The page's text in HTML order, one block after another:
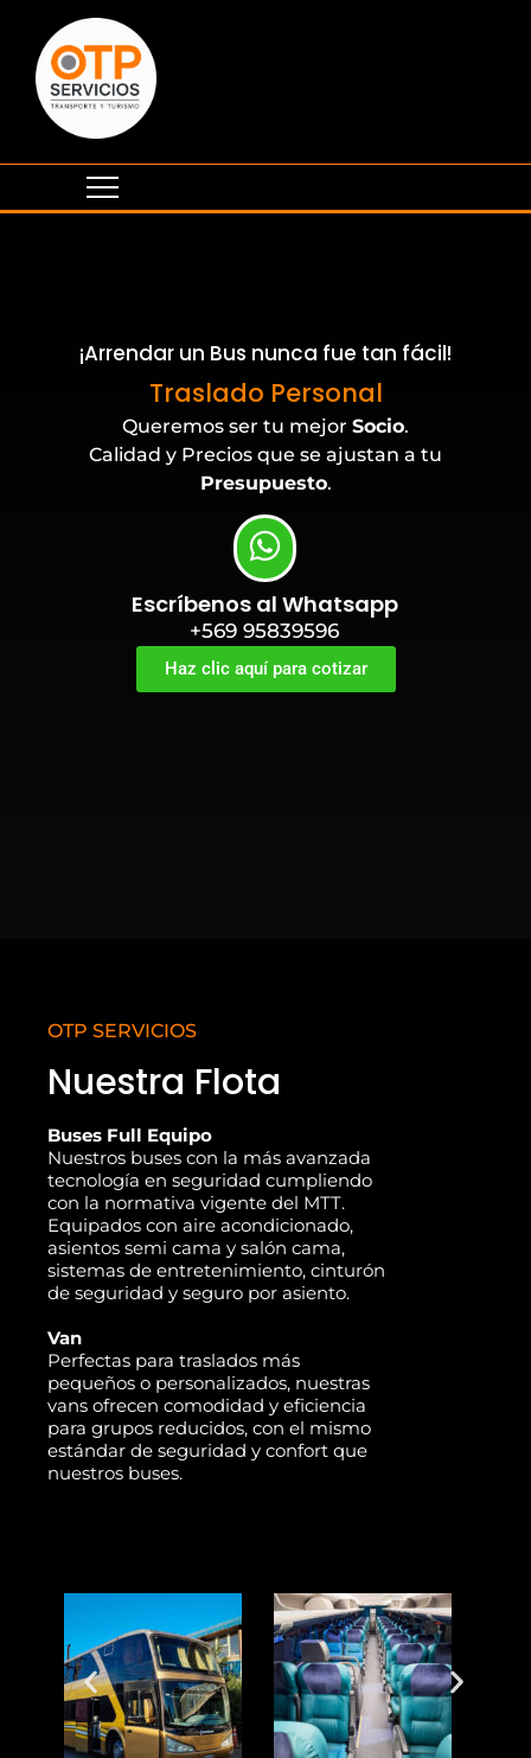
¡Arrendar un Bus nunca fue tan fácil!
Eventos Corporativos
Queremos ser tu mejor Socio.
Calidad y Precios que se ajustan a tu
Presupuesto.
Escríbenos al Whatsapp
+569 95839596
Haz clic aquí para cotizar
OTP SERVICIOS
Nuestra Flota
Buses Full Equipo
Nuestros buses con la más avanzada
tecnología en seguridad cumpliendo
con la normativa vigente del MTT.
Equipados con aire acondicionado,
asientos semi cama y salón cama,
sistemas de entretenimiento, cinturón
de seguridad y seguro por asiento.
Van
Perfectas para traslados más
pequeños o personalizados, nuestras
vans ofrecen comodidad y eficiencia
para grupos reducidos, con el mismo
estándar de seguridad y confort que
nuestros buses.